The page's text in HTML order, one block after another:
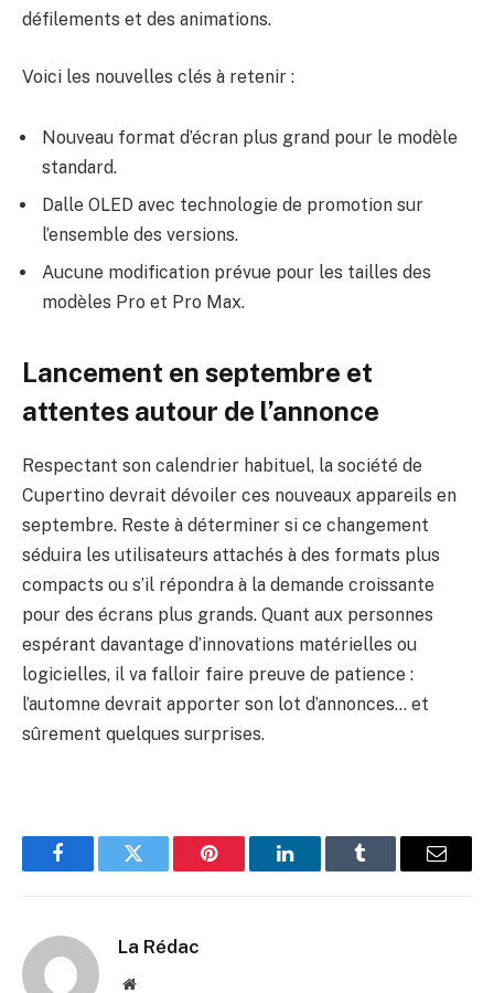
défilements et des animations.
Voici les nouvelles clés à retenir :
Nouveau format d’écran plus grand pour le modèle
standard.
Dalle OLED avec technologie de promotion sur
l’ensemble des versions.
Aucune modification prévue pour les tailles des
modèles Pro et Pro Max.
Lancement en septembre et
attentes autour de l’annonce
Respectant son calendrier habituel, la société de
Cupertino devrait dévoiler ces nouveaux appareils en
septembre. Reste à déterminer si ce changement
séduira les utilisateurs attachés à des formats plus
compacts ou s’il répondra à la demande croissante
pour des écrans plus grands. Quant aux personnes
espérant davantage d’innovations matérielles ou
logicielles, il va falloir faire preuve de patience :
l’automne devrait apporter son lot d’annonces… et
sûrement quelques surprises.
FacebookTwitter Pinterest LinkedInTumblr Email
La Rédac
Website